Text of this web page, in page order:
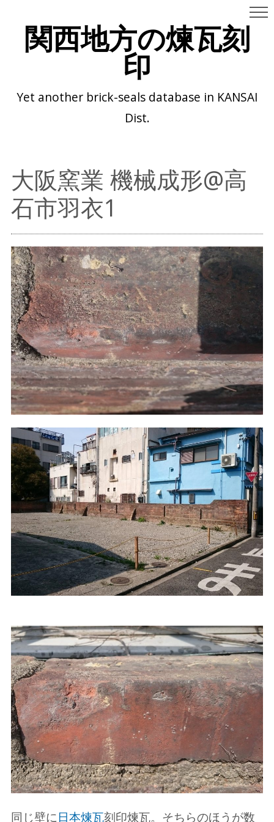
関西地方の煉瓦刻
印
Yet another brick-seals database in KANSAI
Dist.
大阪窯業 機械成形@高
石市羽衣1
同じ壁に日本煉瓦刻印煉瓦。そちらのほうが数